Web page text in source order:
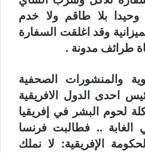
وحيدا بلا طاقم ولا خدم
وقد اغلقت السفارة
طرائف مدونة .
والمنشورات الصحفية
احدى الدول الافريقية
لحوم البشر في إفريقيا
.. فطالبت فرنسا
الإفريقية: لا نملك